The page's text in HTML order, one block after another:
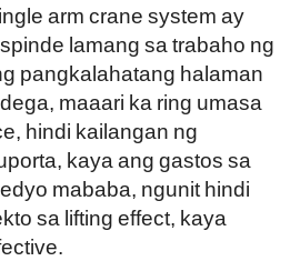
arm crane system ay
lamang sa trabaho ng
pangkalahatang halaman
maaari ka ring umasa
hindi kailangan ng
kaya ang gastos sa
mababa, ngunit hindi
sa lifting effect, kaya